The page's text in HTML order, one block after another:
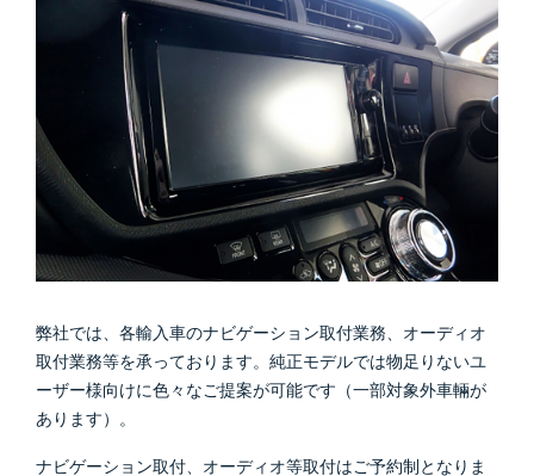
弊社では、各輸入車のナビゲーション取付業務、オーディオ
取付業務等を承っております。純正モデルでは物足りないユ
ーザー様向けに色々なご提案が可能です（一部対象外車輛が
あります）。
ナビゲーション取付、オーディオ等取付はご予約制となりま